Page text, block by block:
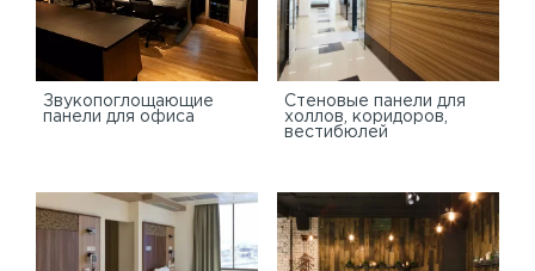
Звукопоглощающие
панели для офиса
Стеновые панели для
холлов, коридоров,
вестибюлей